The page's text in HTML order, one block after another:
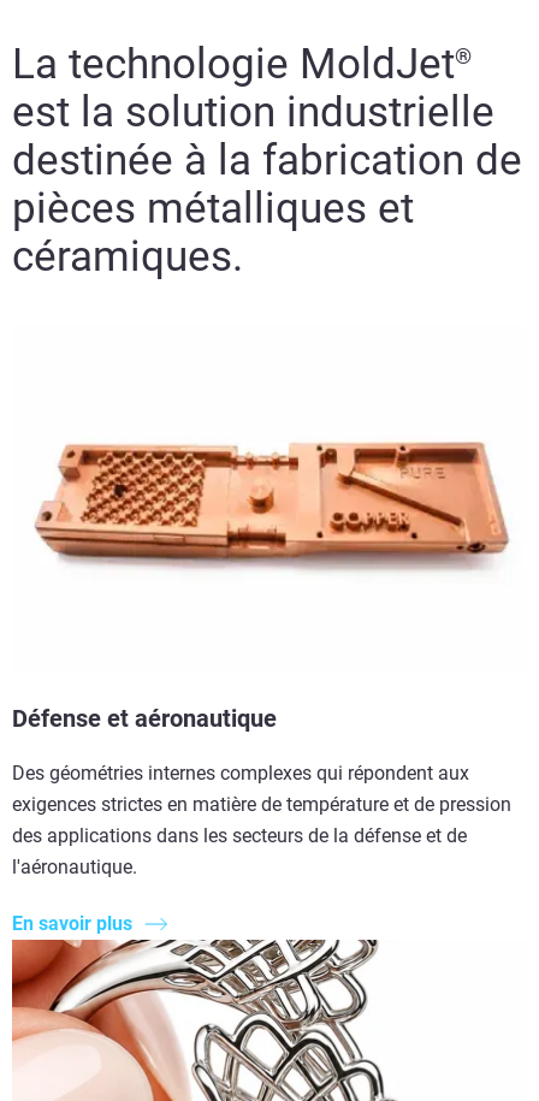
La technologie MoldJet®
est la solution industrielle
destinée à la fabrication de
pièces métalliques et
céramiques.
Défense et aéronautique
Des géométries internes complexes qui répondent aux
exigences strictes en matière de température et de pression
des applications dans les secteurs de la défense et de
l'aéronautique.
En savoir plus